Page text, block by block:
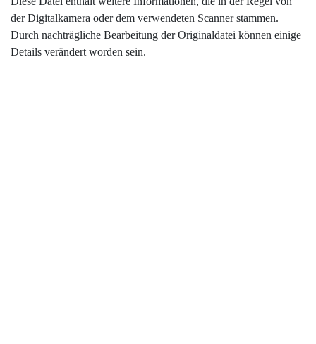
der Digitalkamera oder dem verwendeten Scanner stammen.
Durch nachträgliche Bearbeitung der Originaldatei können einige
Details verändert worden sein.